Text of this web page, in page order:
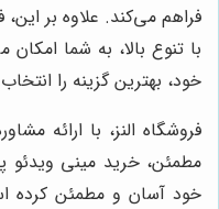
با تنوع بالا، به شما
خود، بهترین گزینه را
فروشگاه النز، با ارائه
خود آسان و مطمئن کرده